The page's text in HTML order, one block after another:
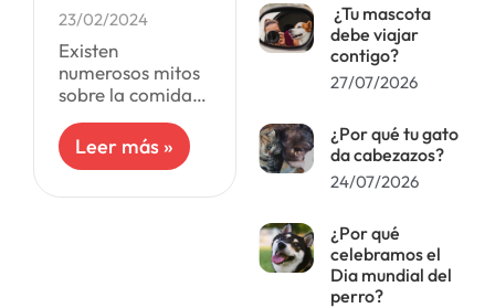
23/02/2024
Existen
numerosos mitos
sobre la comida
pueden impactar
la salud de tu
continuación,
Leer más »
¿Tu mascota
debe viajar
contigo?
27/07/2026
¿Por qué tu gato
da cabezazos?
24/07/2026
¿Por qué
celebramos el
Dia mundial del
perro?